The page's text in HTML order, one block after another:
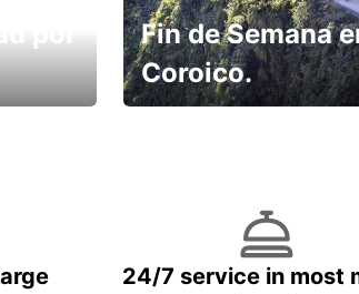
por
Fin de Semana
Coroico.
24/7 service in most